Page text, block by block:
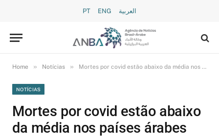
PT ENG العربية
Home » Notícias » Mortes por covid estão abaixo da média nos países árabes
NOTÍCIAS
Mortes por covid estão abaixo
da média nos países árabes